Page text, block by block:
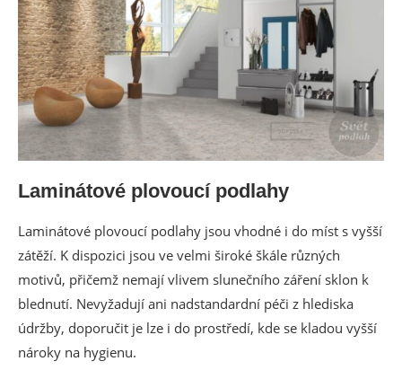
Laminátové plovoucí podlahy
Laminátové plovoucí podlahy jsou vhodné i do míst s vyšší
zátěží. K dispozici jsou ve velmi široké škále různých
motivů, přičemž nemají vlivem slunečního záření sklon k
blednutí. Nevyžadují ani nadstandardní péči z hlediska
údržby, doporučit je lze i do prostředí, kde se kladou vyšší
nároky na hygienu.